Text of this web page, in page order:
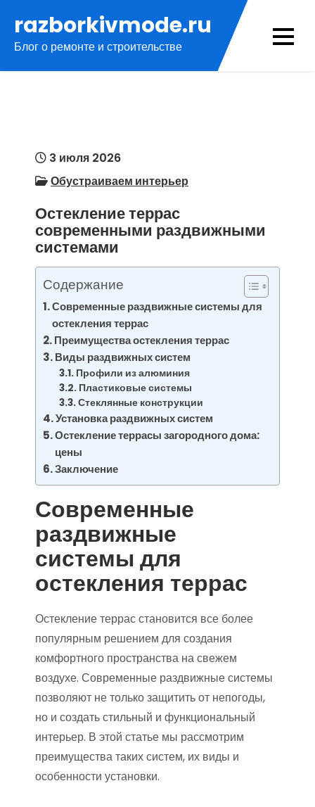
содержимому
razborkivmode.ru
Блог о ремонте и строительстве
3 июля 2026
Обустраиваем интерьер
Остекление террас
современными раздвижными
системами
Содержание
Современные раздвижные системы для
остекления террас
Преимущества остекления террас
Виды раздвижных систем
Профили из алюминия
Пластиковые системы
Стеклянные конструкции
Установка раздвижных систем
Остекление террасы загородного дома:
цены
Заключение
Современные
раздвижные
системы для
остекления террас
Остекление террас становится все более
популярным решением для создания
комфортного пространства на свежем
воздухе. Современные раздвижные системы
позволяют не только защитить от непогоды,
но и создать стильный и функциональный
интерьер. В этой статье мы рассмотрим
преимущества таких систем, их виды и
особенности установки.